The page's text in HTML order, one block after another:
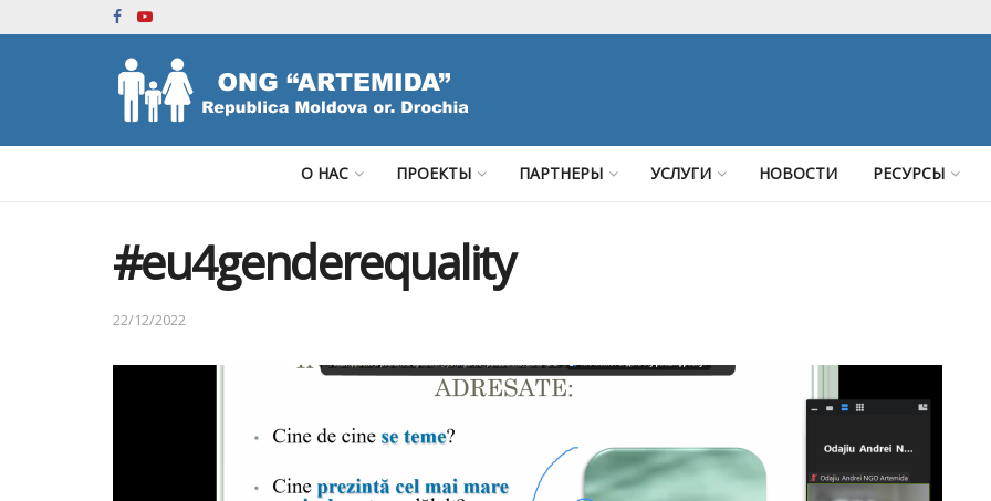
О НАС ПРОЕКТЫ ПАРТНЕРЫ УСЛУГИ НОВОСТИ РЕСУРСЫ
#eu4genderequality
22/12/2022